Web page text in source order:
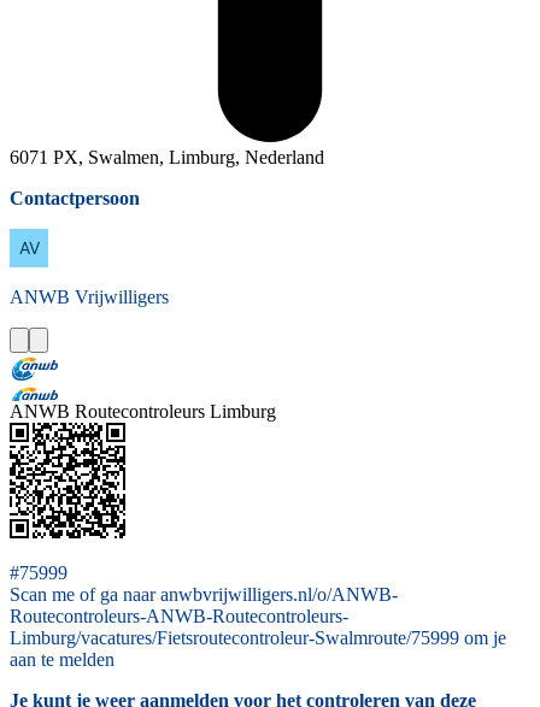
6071 PX, Swalmen, Limburg, Nederland
Contactpersoon
ANWB Vrijwilligers
ANWB Routecontroleurs Limburg
#75999
Scan me of ga naar anwbvrijwilligers.nl/o/ANWB-
Routecontroleurs-ANWB-Routecontroleurs-
Limburg/vacatures/Fietsroutecontroleur-Swalmroute/75999 om je
aan te melden
Je kunt je weer aanmelden voor het controleren van deze